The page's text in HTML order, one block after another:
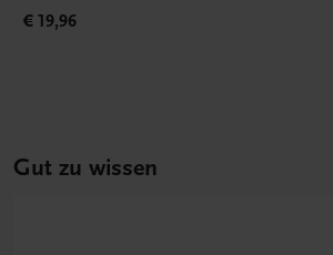
€ 19,96
Gut zu wissen